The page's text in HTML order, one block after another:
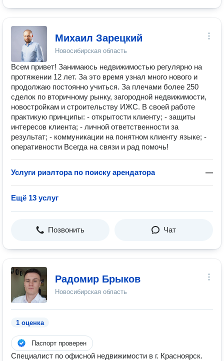
Михаил Зарецкий
Новосибирская область
Всем привет! Занимаюсь недвижимостью регулярно на
протяжении 12 лет. За это время узнал много нового и
продолжаю постоянно учиться. За плечами более 250
сделок по вторичному рынку, загородной недвижимости,
новостройкам и строительству ИЖС. В своей работе
практикую принципы: - открытости клиенту; - защиты
интересов клиента; - личной ответственности за
результат; - коммуникации на понятном клиенту языке; -
оперативности Всегда на связи и рад помочь!
Услуги риэлтора по поиску арендатора —
Ещё 13 услуг
Позвонить Чат
Радомир Брыков
Новосибирская область
1 оценка
Паспорт проверен
Специалист по офисной недвижимости в г. Красноярск.